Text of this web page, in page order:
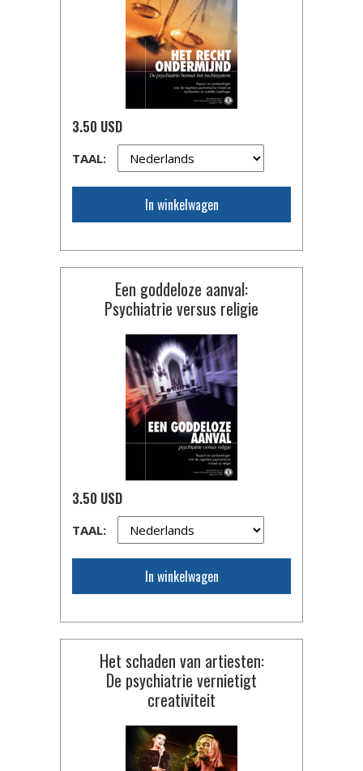
3.50 USD
TAAL:
In winkelwagen
Een goddeloze aanval:
Psychiatrie versus religie
3.50 USD
TAAL:
In winkelwagen
Het schaden van artiesten:
De psychiatrie vernietigt
creativiteit